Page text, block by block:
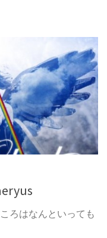
ろはなんといっても